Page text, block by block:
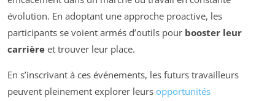
évolution. En adoptant une approche proactive, les
participants se voient armés d’outils pour booster leur
carrière et trouver leur place.
En s’inscrivant à ces événements, les futurs travailleurs
peuvent pleinement explorer leurs opportunités